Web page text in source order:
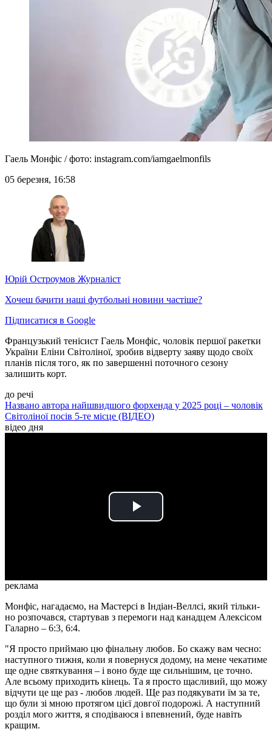
Гаель Монфіс / фото: instagram.com/iamgaelmonfils
05 березня, 16:58
Юрій Остроумов Журналіст
Хочеш бачити наші футбольні новини частіше?
Підписатися в Google
Французький тенісист Гаель Монфіс, чоловік першої ракетки
України Еліни Світоліної, зробив відверту заяву щодо своїх
планів після того, як по завершенні поточного сезону
залишить корт.
до речі
Названо автора найшвидшого форхенда у 2025 році – чоловік
Світоліної посів 5-те місце (ВІДЕО)
відео дня
Play
реклама
Монфіс, нагадаємо, на Мастерсі в Індіан-Веллсі, який тільки-
но розпочався, стартував з перемоги над канадцем Алексісом
Галарно – 6:3, 6:4.
"Я просто приймаю цю фінальну любов. Бо скажу вам чесно:
наступного тижня, коли я повернуся додому, на мене чекатиме
ще одне святкування – і воно буде ще сильнішим, це точно.
Але всьому приходить кінець. Та я просто щасливий, що можу
відчути це ще раз - любов людей. Ще раз подякувати їм за те,
що були зі мною протягом цієї довгої подорожі. А наступний
розділ мого життя, я сподіваюся і впевнений, буде навіть
кращим.